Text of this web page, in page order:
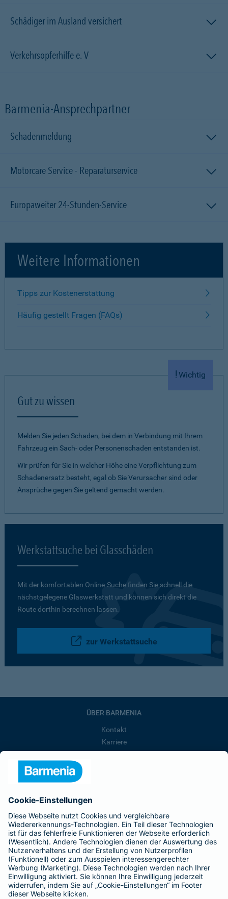
Schädiger im Ausland versichert
Verkehrsopferhilfe e. V
Barmenia-Ansprechpartner
Schadenmeldung
Motorcare Service - Reparaturservice
Europaweiter 24-Stunden-Service
Weitere Informationen
Tipps zur Kostenerstattung
Häufig gestellt Fragen (FAQs)
Wichtig
Gut zu wissen
Melden Sie jeden Schaden, bei dem in Verbindung mit Ihrem
Fahrzeug ein Sach- oder Personenschaden entstanden ist.
Wir prüfen für Sie in welcher Höhe eine Verpflichtung zum
Schadenersatz besteht, egal ob Sie Verursacher sind oder
Ansprüche gegen Sie geltend gemacht werden.
Werkstattsuche bei Glasschäden
Mit der komfortablen Online-Suche finden Sie schnell die
nächstgelegene Glaswerkstatt und können sich direkt die
Route dorthin berechnen lassen.
zur Werkstattsuche
ÜBER BARMENIA
Kontakt
Karriere
Barmenia ist Teil der BarmeniaGothaer
BELIEBTE SEITEN
Kranken-Zusatzversicherung
Tierversicherungen
Haftpflichtversicherung
Hausratversicherung